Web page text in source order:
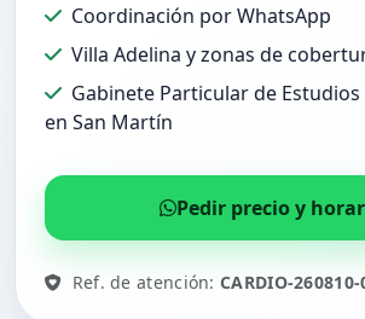
Coordinación por WhatsApp
Villa Adelina y zonas de
Gabinete Particular de
en San Martín
Pedir precio y
Ref. de atención:CARDIO-